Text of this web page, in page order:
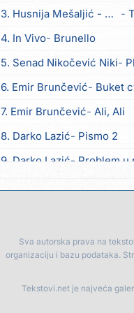
3. Husnija Mešaljić - Hule
4. In Vivo Brunello
5. Senad Nikočević Niki
6. Emir Brunčević Buket
7. Emir Brunčević Ali, Ali
8. Darko Lazić Pismo 2
9. Darko Lazić Problem u
13. Kopito Ka´ list ol kaduje
14. Alen Polić Rožica
Sva autorska prava na
organizaciju i bazu podataka.
Tekstovi.net je najveća